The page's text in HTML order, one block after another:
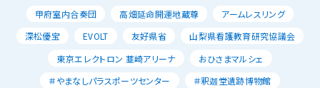
甲府室内合奏団
高畑延命開運地蔵尊
アームレスリング
深松優宝
EVOLT 友好県省
山梨県看護教育研究協議会
東京エレクトロン 韮崎アリーナ
おひさまマルシェ
＃やまなしパラスポーツセンター
＃釈迦堂遺跡博物館